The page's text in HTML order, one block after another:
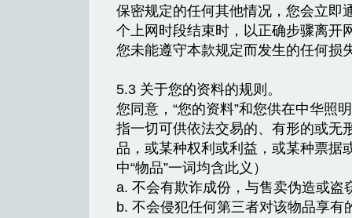
保密规定的任何其他情况，您会立即
个上网时段结束时，以正确步骤离开
您未能遵守本款规定而发生的任何损
5.3 关于您的资料的规则。
您同意，“您的资料”和您供在中华照
指一切可供依法交易的、有形的或无
品，或某种权利或利益，或某种票据
中“物品”一词均含此义）
a. 不会有欺诈成份，与售卖伪造或盗
b. 不会侵犯任何第三者对该物品享